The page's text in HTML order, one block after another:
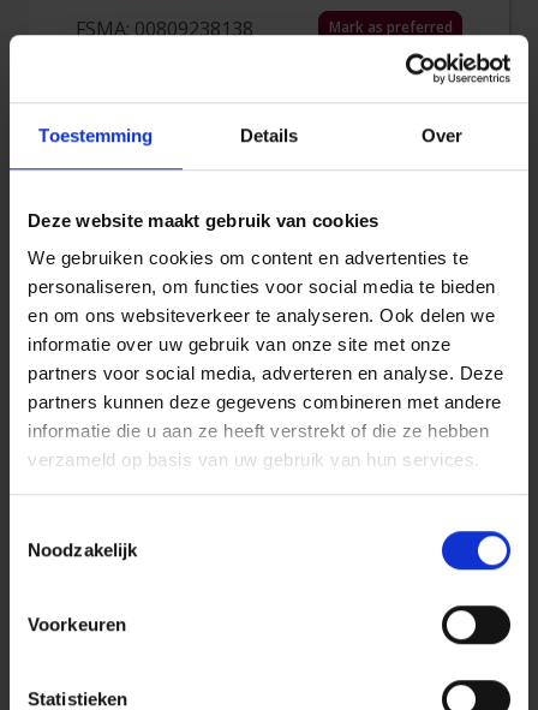
Toestemming Details Over
Deze website maakt gebruik van cookies
We gebruiken cookies om content en advertenties te
personaliseren, om functies voor social media te bieden
en om ons websiteverkeer te analyseren. Ook delen we
informatie over uw gebruik van onze site met onze
partners voor social media, adverteren en analyse. Deze
partners kunnen deze gegevens combineren met andere
informatie die u aan ze heeft verstrekt of die ze hebben
verzameld op basis van uw gebruik van hun services.
Noodzakelijk
Voorkeuren
Statistieken
FSMA: 00809238138
Mark as preferred
VERZEKERINGEN
HOMBEKERKOUTER 1
0486.66.88.27
FSMA: 00809238138
Mark as preferred
VERZEKERINGEN
KERREMANS
HOMBEKERKOUTER 1
K.KERREMANS@PV.BE
0486.66.88.27
FSMA: 00809238138
Mark as preferred
VERZEKERINGEN